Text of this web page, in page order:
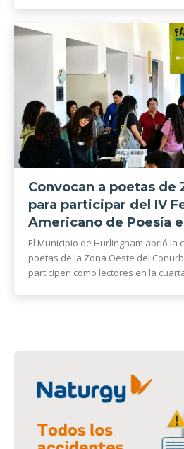
Convocan a poetas de
para participar del IV
Americano de Poesía
El Municipio de Hurlingham abrió la
poetas de la Zona Oeste del
participen como lectores en la